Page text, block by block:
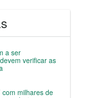
a ser
verificar as
com milhares de